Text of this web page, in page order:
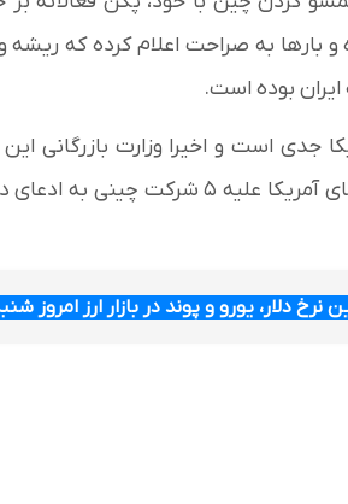
و بارها به صراحت اعلام کرده که
بوده است.
جدی است و اخیرا وزارت بازرگانی
رسمیت شناختن، اجرا یا تبعیت از
نرخ دلار، یورو و پوند در بازار ارز امروز شنبه ۱۷